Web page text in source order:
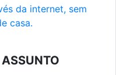
da internet, sem
casa.